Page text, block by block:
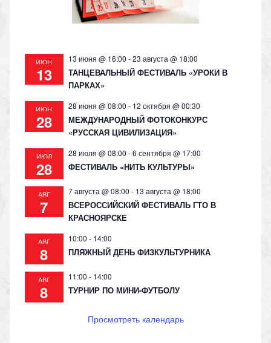
ki
ИЮН
13
13 июня @ 16:00 -23 августа @ 18:00
ТАНЦЕВАЛЬНЫЙ ФЕСТИВАЛЬ «УРОКИ В
ПАРКАХ»
ИЮН
28
28 июня @ 08:00 - 12 октября @ 00:30
МЕЖДУНАРОДНЫЙ ФОТОКОНКУРС
«РУССКАЯ ЦИВИЛИЗАЦИЯ»
ИЮЛ
28
28 июля @ 08:00 -6 сентября @ 17:00
ФЕСТИВАЛЬ «НИТЬ КУЛЬТУРЫ»
АВГ
7
7 августа @ 08:00 - 13 августа @ 18:00
ВСЕРОССИЙСКИЙ ФЕСТИВАЛЬ ГТО В
КРАСНОЯРСКЕ
АВГ
8
10:00 - 14:00
ПЛЯЖНЫЙ ДЕНЬ ФИЗКУЛЬТУРНИКА
АВГ
8
11:00 - 14:00
ТУРНИР ПО МИНИ-ФУТБОЛУ
Просмотреть календарь